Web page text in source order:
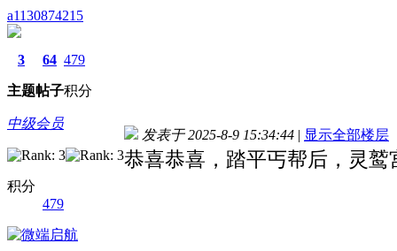
a1130874215
3
主题
64
帖子
479
积分
中级会员
积分
479
发表于 2025-8-9 15:34:44 | 显示全部楼层
恭喜恭喜，踏平丐帮后，灵